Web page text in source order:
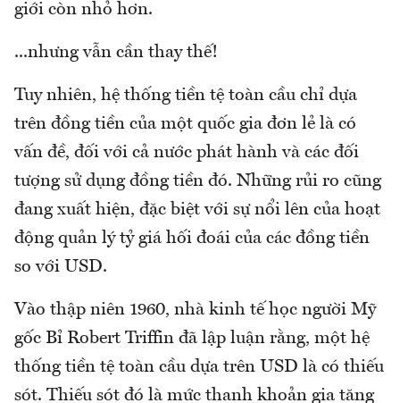
giới còn nhỏ hơn.
...nhưng vẫn cần thay thế!
Tuy nhiên, hệ thống tiền tệ toàn cầu chỉ dựa
trên đồng tiền của một quốc gia đơn lẻ là có
vấn đề, đối với cả nước phát hành và các đối
tượng sử dụng đồng tiền đó. Những rủi ro cũng
đang xuất hiện, đặc biệt với sự nổi lên của hoạt
động quản lý tỷ giá hối đoái của các đồng tiền
so với USD.
Vào thập niên 1960, nhà kinh tế học người Mỹ
gốc Bỉ Robert Triffin đã lập luận rằng, một hệ
thống tiền tệ toàn cầu dựa trên USD là có thiếu
sót. Thiếu sót đó là mức thanh khoản gia tăng